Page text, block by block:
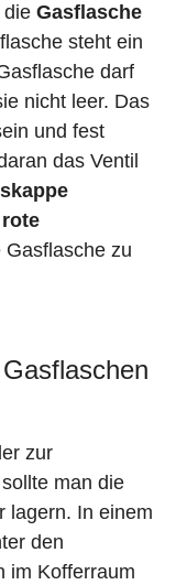
die Gasflasche
steht ein
darf
nicht leer. Das
und fest
das Ventil
rote
zu
zur
man die
lagern. In einem
den
im Kofferraum